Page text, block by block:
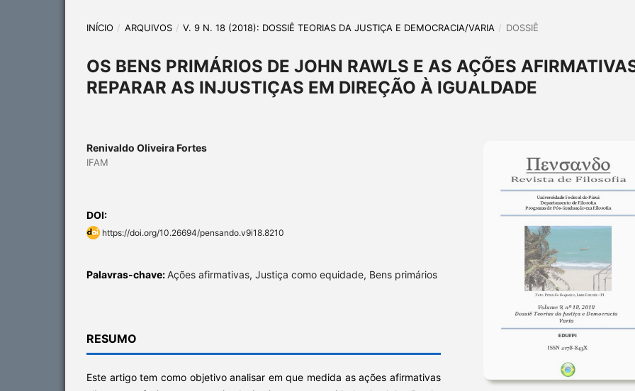
INÍCIO / ARQUIVOS / V. 9 N. 18 (2018): DOSSIÊ TEORIAS DA JUSTIÇA E DEMOCRACIA/VARIA / DOSSIÊ
OS BENS PRIMÁRIOS DE JOHN RAWLS E AS AÇÕES
REPARAR AS INJUSTIÇAS EM DIREÇÃO À IGUALDADE
Renivaldo Oliveira Fortes
IFAM
DOI:
https://doi.org/10.26694/pensando.v9i18.8210
Palavras-chave:Ações afirmativas, Justiça como equidade, Bens primários
RESUMO
Este artigo tem como objetivo analisar em que medida as ações afirmativas